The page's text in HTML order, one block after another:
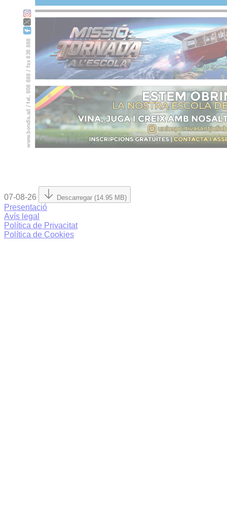
07-08-26 Descarregar (14.95 MB)
Presentació
Avís legal
Política de Privacitat
Política de Cookies